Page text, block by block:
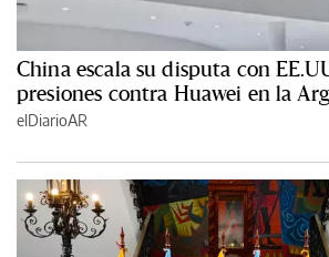
China escala su disputa con
presiones contra Huawei en la
elDiarioAR